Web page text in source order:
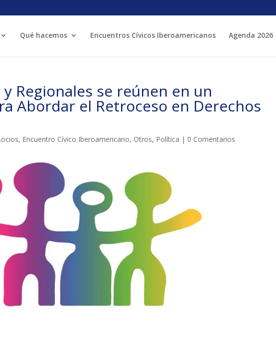
Qué hacemos Encuentros Cívicos Iberoamericanos Agenda 2026
Regionales se reúnen en un
Abordar el Retroceso en Derechos
, Encuentro Cívico Iberoamericano, Otros, Política | 0 Comentarios
MÓN ESCOLAR ALBERG CENTRE
ACCIÓ SOCIAL I JOVES ESPLAIS
Fundació
Missió i valors
Els comptes clars
Memòria d'activitats
Proposta educativa
ACTUALITAT
Butlletins
Diari de la Fundació
Fundesplai als mitjans
Xarxes socials